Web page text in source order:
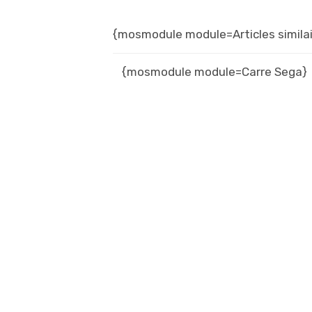
{mosmodule module=Articles
{mosmodule module=Carre Sega}